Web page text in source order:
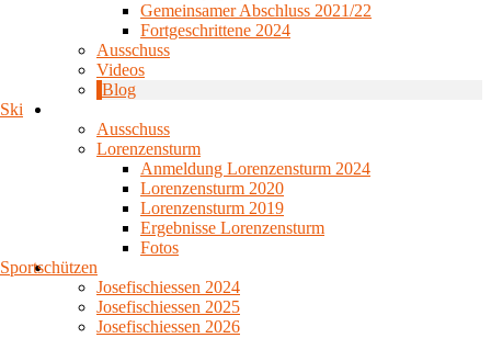
Gemeinsamer Abschluss 2021/22
Fortgeschrittene 2024
Ausschuss
Videos
Blog
Ski
Ausschuss
Lorenzensturm
Anmeldung Lorenzensturm 2024
Lorenzensturm 2020
Lorenzensturm 2019
Ergebnisse Lorenzensturm
Fotos
Sportschützen
Josefischiessen 2024
Josefischiessen 2025
Josefischiessen 2026